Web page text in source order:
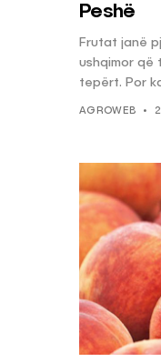
Peshë
Frutat janë
ushqimor që
tepërt. Por
AGROWEB